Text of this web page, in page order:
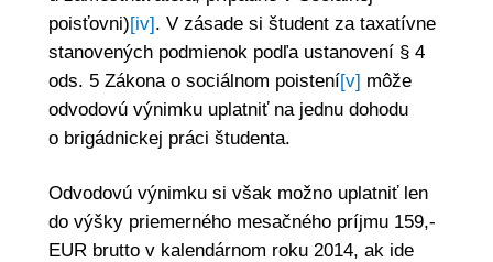
poisťovni)[iv]. V zásade si študent za taxatívne
stanovených podmienok podľa ustanovení § 4
ods. 5 Zákona o sociálnom poistení[v] môže
odvodovú výnimku uplatniť na jednu dohodu
o brigádnickej práci študenta.
Odvodovú výnimku si však možno uplatniť len
do výšky priemerného mesačného príjmu 159,-
EUR brutto v kalendárnom roku 2014, ak ide